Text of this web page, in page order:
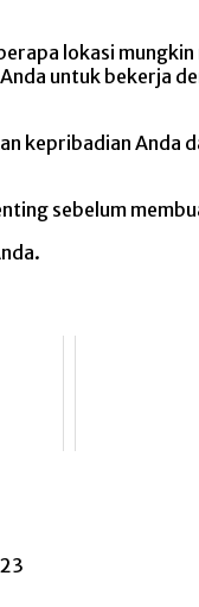
lokasi
untuk bekerja
kepribadian Anda
sebelum